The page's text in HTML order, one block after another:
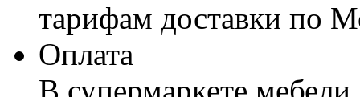
тарифам доставки по
Оплата